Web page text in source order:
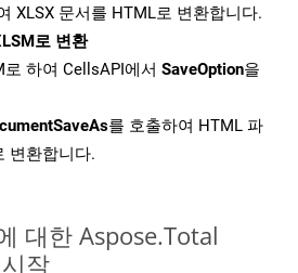
XLSX 문서를 HTML로 변환합니다.
로 변환
하여 CellsAPI에서 SaveOption을
를 호출하여 HTML 파
변환합니다.
대한 Aspose.Total
작